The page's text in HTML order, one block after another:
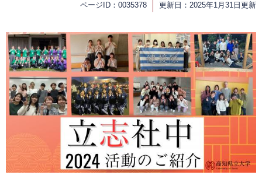
ページID：0035378 更新日：2025年1月31日更新